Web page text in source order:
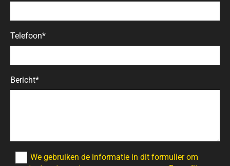
Telefoon*
Bericht*
We gebruiken de informatie in dit formulier om